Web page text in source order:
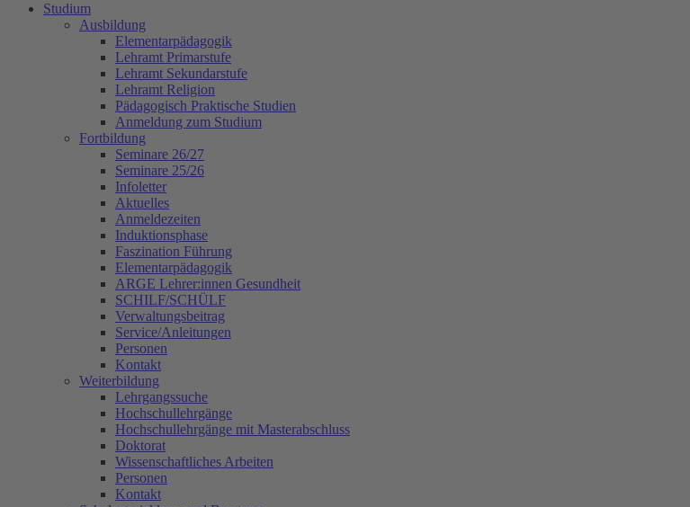
Studium
Ausbildung
Elementarpädagogik
Lehramt Primarstufe
Lehramt Sekundarstufe
Lehramt Religion
Pädagogisch Praktische Studien
Anmeldung zum Studium
Fortbildung
Seminare 26/27
Seminare 25/26
Infoletter
Aktuelles
Anmeldezeiten
Induktionsphase
Faszination Führung
Elementarpädagogik
ARGE Lehrer:innen Gesundheit
SCHILF/SCHÜLF
Verwaltungsbeitrag
Service/Anleitungen
Personen
Kontakt
Weiterbildung
Lehrgangssuche
Hochschullehrgänge
Hochschullehrgänge mit Masterabschluss
Doktorat
Wissenschaftliches Arbeiten
Personen
Kontakt